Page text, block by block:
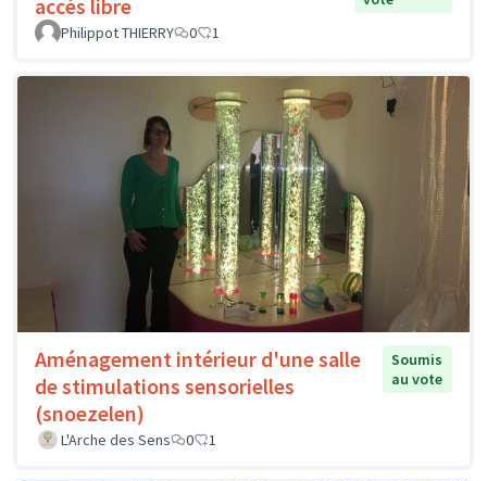
accès libre
Philippot THIERRY
0 1
Aménagement intérieur d'une salle
de stimulations sensorielles
(snoezelen)
Soumis
au vote
L'Arche des Sens 0 1